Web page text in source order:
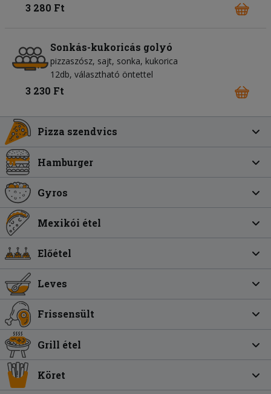
3 280 Ft
Sonkás-kukoricás golyó
pizzaszósz sajt sonka kukorica
12db, választható öntettel
3 230 Ft
Pizza szendvics
Hamburger
Gyros
Mexikói étel
Előétel
Leves
Frissensült
Grill étel
Köret